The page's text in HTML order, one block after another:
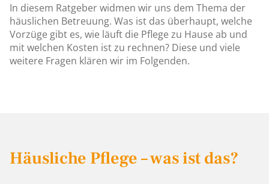
In diesem Ratgeber widmen wir uns dem Thema der
häuslichen Betreuung. Was ist das überhaupt, welche
Vorzüge gibt es, wie läuft die Pflege zu Hause ab und
mit welchen Kosten ist zu rechnen? Diese und viele
weitere Fragen klären wir im Folgenden.
Häusliche Pflege – was ist das?